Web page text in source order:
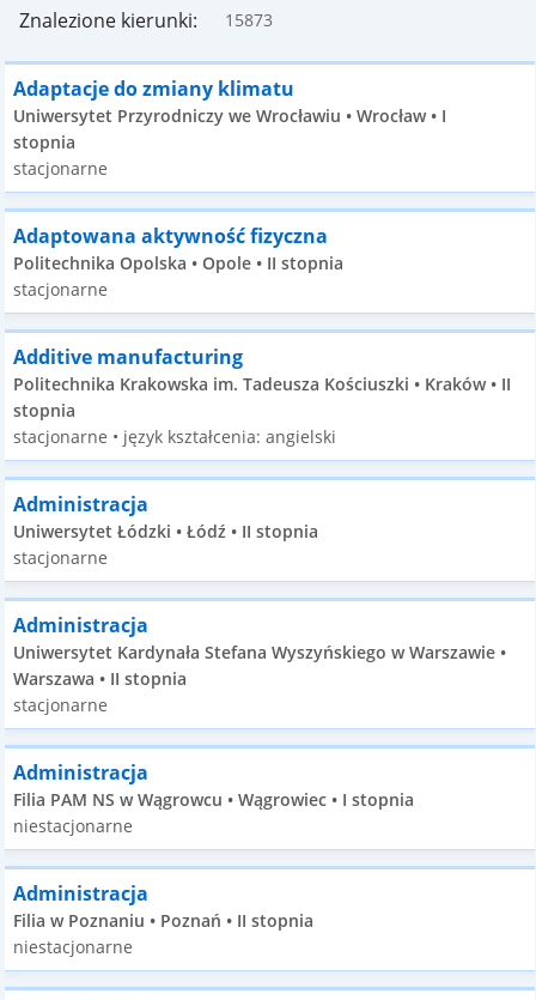
Znalezione kierunki: 15873
Adaptacje do zmiany klimatu
Uniwersytet Przyrodniczy we Wrocławiu • Wrocław • I
stopnia
stacjonarne
Adaptowana aktywność fizyczna
Politechnika Opolska • Opole • II stopnia
stacjonarne
Additive manufacturing
Politechnika Krakowska im. Tadeusza Kościuszki • Kraków • II
stopnia
stacjonarne • język kształcenia: angielski
Administracja
Uniwersytet Łódzki • Łódź • II stopnia
stacjonarne
Administracja
Uniwersytet Kardynała Stefana Wyszyńskiego w Warszawie •
Warszawa • II stopnia
stacjonarne
Administracja
Filia PAM NS w Wągrowcu • Wągrowiec • I stopnia
niestacjonarne
Administracja
Filia w Poznaniu • Poznań • II stopnia
niestacjonarne